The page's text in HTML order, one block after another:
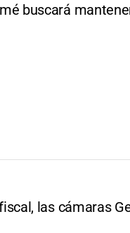
buscará
las cámaras